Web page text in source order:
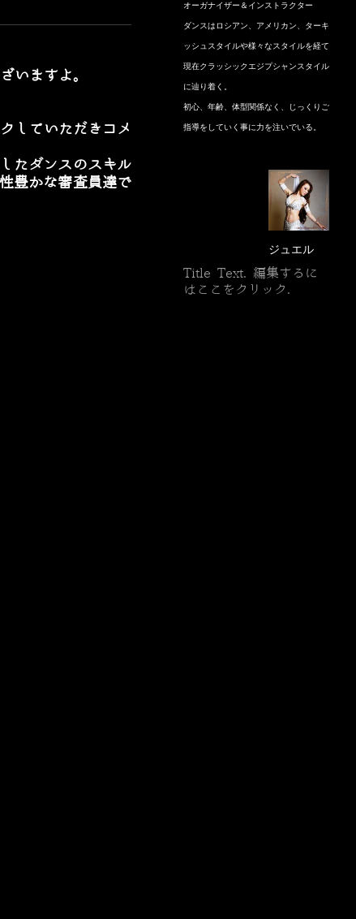
いますよ。
していただきコメ
たダンスのスキル
豊かな審査員達で
オーガナイザー＆インストラクター
​ダンスはロシアン、アメリカン、ターキ
ッシュスタイルや様々なスタイルを経て
現在クラッシックエジプシャンスタイル
に辿り着く。
初心、年齢、体型関係なく、じっくりご
指導をしていく事に力を注いでいる。
ジュエル
Title Text. 編集するに
はここをクリック.